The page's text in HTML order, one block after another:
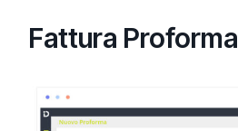
Fattura Proforma